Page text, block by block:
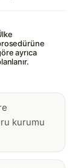
ayrıca
kurumu